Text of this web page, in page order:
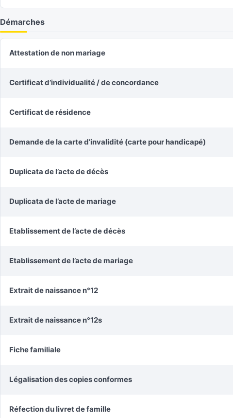
Démarches
Attestation de non mariage
Certificat d’individualité / de concordance
Certificat de résidence
Demande de la carte d’invalidité (carte pour handicapé)
Duplicata de l’acte de décès
Duplicata de l’acte de mariage
Etablissement de l’acte de décès
Etablissement de l’acte de mariage
Extrait de naissance n°12
Extrait de naissance n°12s
Fiche familiale
Légalisation des copies conformes
Réfection du livret de famille